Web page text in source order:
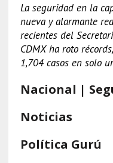
La seguridad en la
nueva y alarmante
recientes del
CDMX ha roto
1,704 casos en solo
Nacional |
Noticias
Política Gurú